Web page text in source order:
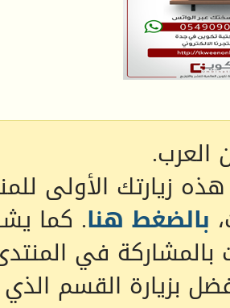
العرب.
زيارتك الأولى
بالضغط هنا. كما
بالمشاركة في
بزيارة القسم